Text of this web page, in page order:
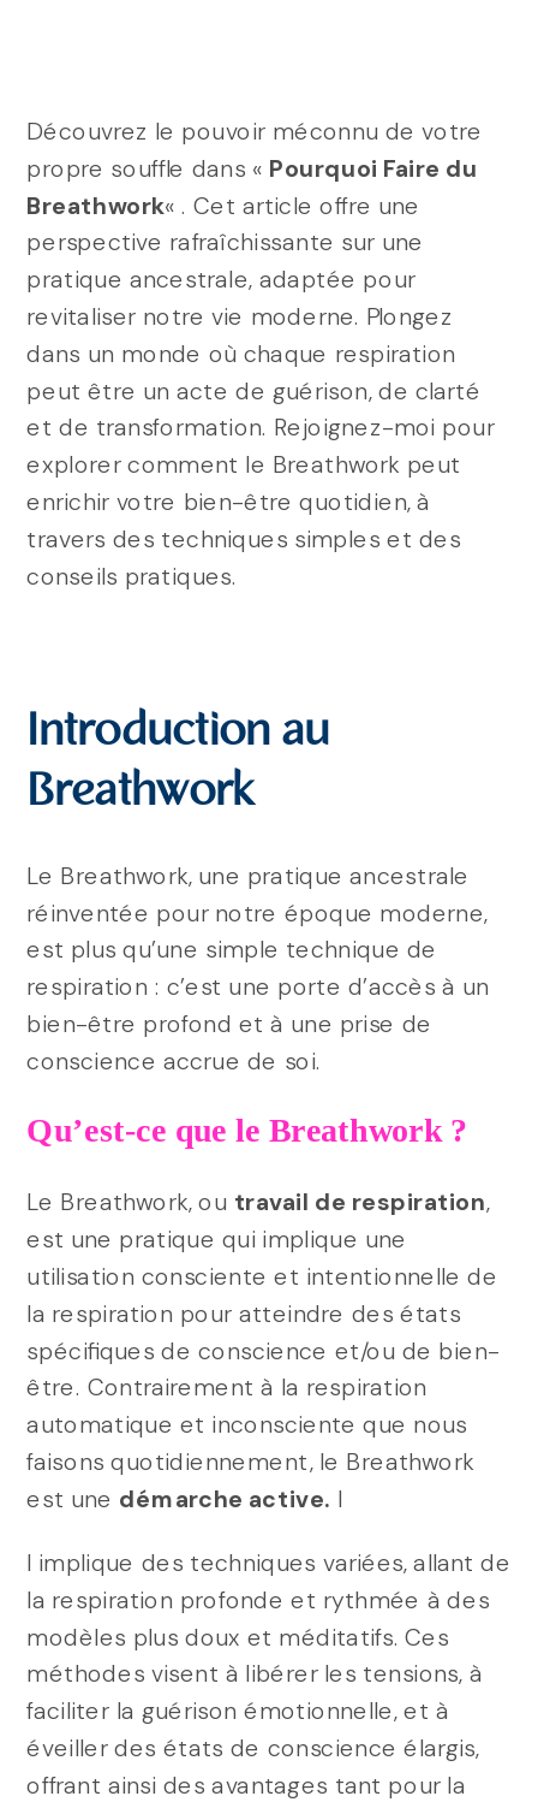
Découvrez le pouvoir méconnu de votre
propre souffle dans « Pourquoi Faire du
Breathwork« . Cet article offre une
perspective rafraîchissante sur une
pratique ancestrale, adaptée pour
revitaliser notre vie moderne. Plongez
dans un monde où chaque respiration
peut être un acte de guérison, de clarté
et de transformation. Rejoignez-moi pour
explorer comment le Breathwork peut
enrichir votre bien-être quotidien, à
travers des techniques simples et des
conseils pratiques.
Introduction au
Breathwork
Le Breathwork, une pratique ancestrale
réinventée pour notre époque moderne,
est plus qu’une simple technique de
respiration : c’est une porte d’accès à un
bien-être profond et à une prise de
conscience accrue de soi.
Qu’est-ce que le Breathwork ?
Le Breathwork, ou travail de respiration,
est une pratique qui implique une
utilisation consciente et intentionnelle de
la respiration pour atteindre des états
spécifiques de conscience et/ou de bien-
être. Contrairement à la respiration
automatique et inconsciente que nous
faisons quotidiennement, le Breathwork
est une démarche active. I
l implique des techniques variées, allant de
la respiration profonde et rythmée à des
modèles plus doux et méditatifs. Ces
méthodes visent à libérer les tensions, à
faciliter la guérison émotionnelle, et à
éveiller des états de conscience élargis,
offrant ainsi des avantages tant pour la